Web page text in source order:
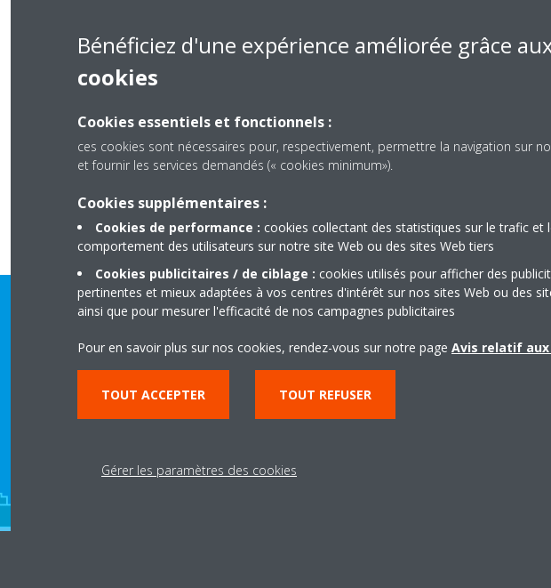
Ardiya6
Besoin d'aide?
CONTACTEZ-NOUS
Bénéficiez d'une expérience améliorée grâce
cookies
Cookies essentiels et fonctionnels :
ces cookies sont nécessaires pour, respectivement, permettre la navigation sur
et fournir les services demandés (« cookies minimum»).
Cookies supplémentaires :
Cookies de performance : cookies collectant des statistiques sur le trafic et
comportement des utilisateurs sur notre site Web ou des sites Web tiers
Cookies publicitaires / de ciblage : cookies utilisés pour afficher des
pertinentes et mieux adaptées à vos centres d'intérêt sur nos sites Web ou des
ainsi que pour mesurer l'efficacité de nos campagnes publicitaires
Pour en savoir plus sur nos cookies, rendez-vous sur notre page Avis relatif
TOUT ACCEPTER TOUT REFUSER
Gérer les paramètres des cookies